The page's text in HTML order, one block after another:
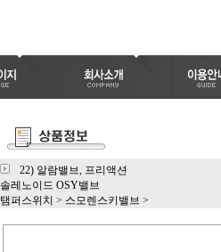
22) 알람밸브, 프리액션
솔레노이드 OSY밸브
탬퍼스위치 > 스모렌스키밸브 >